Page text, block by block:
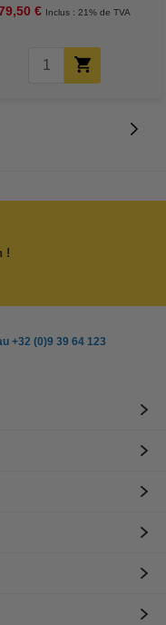
€ Inclus : 21% de TVA
!
+32 (0)9 39 64 123